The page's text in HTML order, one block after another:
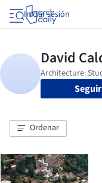
Iniciar sesión
Seguir
Ordenar